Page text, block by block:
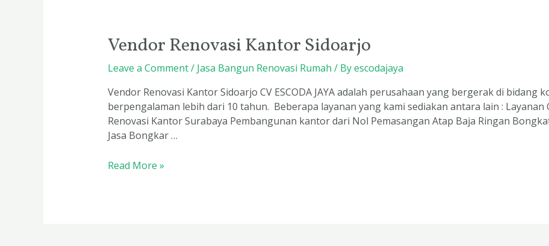
Vendor Renovasi Kantor Sidoarjo
Leave a Comment/ Jasa Bangun Renovasi Rumah / Byescodajaya
Vendor Renovasi Kantor Sidoarjo CV ESCODA JAYA adalah perusahaan yang bergerak di
berpengalaman lebih dari 10 tahun. Beberapa layanan yang kami sediakan antara lain : Layanan
Renovasi Kantor Surabaya Pembangunan kantor dari Nol Pemasangan Atap Baja Ringan
Jasa Bongkar …
Read More »